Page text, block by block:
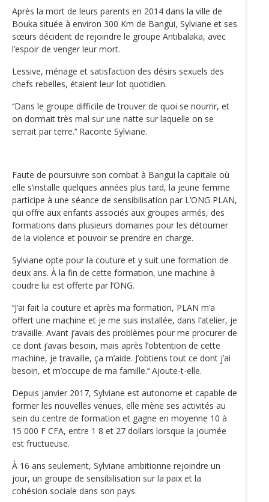
Après la mort de leurs parents en 2014 dans la ville de
Bouka située à environ 300 Km de Bangui, Sylviane et ses
sœurs décident de rejoindre le groupe Antibalaka, avec
l’espoir de venger leur mort.
Lessive, ménage et satisfaction des désirs sexuels des
chefs rebelles, étaient leur lot quotidien.
‘‘Dans le groupe difficile de trouver de quoi se nourrir, et
on dormait très mal sur une natte sur laquelle on se
serrait par terre.’‘ Raconte Sylviane.
Faute de poursuivre son combat à Bangui la capitale où
elle s’installe quelques années plus tard, la jeune femme
participe à une séance de sensibilisation par L’ONG PLAN,
qui offre aux enfants associés aux groupes armés, des
formations dans plusieurs domaines pour les détourner
de la violence et pouvoir se prendre en charge.
Sylviane opte pour la couture et y suit une formation de
deux ans. À la fin de cette formation, une machine à
coudre lui est offerte par l’ONG.
‘‘J’ai fait la couture et après ma formation, PLAN m’a
offert une machine et je me suis installée, dans l’atelier, je
travaille. Avant j’avais des problèmes pour me procurer de
ce dont j’avais besoin, mais après l’obtention de cette
machine, je travaille, ça m’aide. J’obtiens tout ce dont j’ai
besoin, et m’occupe de ma famille.’‘ Ajoute-t-elle.
Depuis janvier 2017, Sylviane est autonome et capable de
former les nouvelles venues, elle mène ses activités au
sein du centre de formation et gagne en moyenne 10 à
15 000 F CFA, entre 1 8 et 27 dollars lorsque la journée
est fructueuse.
À 16 ans seulement, Sylviane ambitionne rejoindre un
jour, un groupe de sensibilisation sur la paix et la
cohésion sociale dans son pays.